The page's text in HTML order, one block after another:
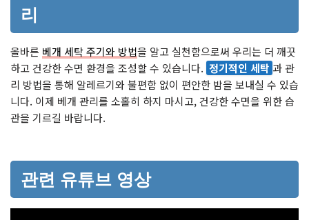
리
올바른 베개 세탁 주기와 방법을 알고 실천함으로써 우리는 더 깨끗
하고 건강한 수면 환경을 조성할 수 있습니다. 정기적인 세탁 과 관
리 방법을 통해 알레르기와 불편함 없이 편안한 밤을 보내실 수 있습
니다. 이제 베개 관리를 소홀히 하지 마시고, 건강한 수면을 위한 습
관을 기르길 바랍니다.
관련 유튜브 영상